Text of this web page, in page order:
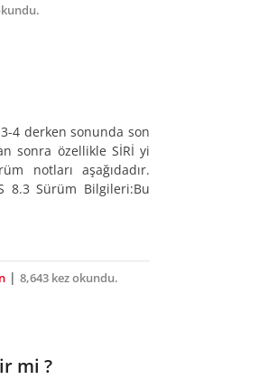
4 derken sonunda son
sonra özellikle SİRİ yi
notları aşağıdadır.
8.3 Sürüm Bilgileri:Bu
| 8,643 kez okundu.
mi ?